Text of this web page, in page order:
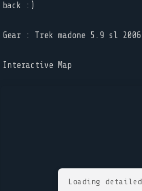
back :)
Gear : Trek madone 5.9 sl 2006
Interactive Map
Loading detailed